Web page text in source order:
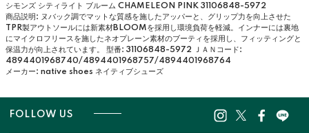
シモンズ シティライト ブルーム CHAMELEON PINK 31106848-5972
商品説明: ヌバック調でマットな質感を施したアッパーと、グリップ力を向上させた
TPR製アウトソールには新素材BLOOMを採用し環境負荷を軽減。インナーには裏地
にマイクロフリースを施したネオプレーン素材のブーティを採用し、フィッティングと
保温力が向上されています。
型番: 31106848-5972 ＪＡＮコード:
4894401968740/4894401968757/4894401968764
メーカー: native shoes ネイティブシューズ
FOLLOW US